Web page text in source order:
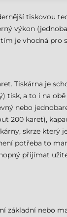
tiskovou
výkon
je vhodná pro
Tiskárna je
a to i na
nebo
200 karet),
skrze který
potřeba to
přijímat
základní nebo